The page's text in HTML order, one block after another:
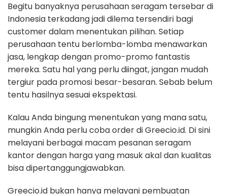
Begitu banyaknya perusahaan seragam tersebar di
Indonesia terkadang jadi dilema tersendiri bagi
customer dalam menentukan pilihan. Setiap
perusahaan tentu berlomba-lomba menawarkan
jasa, lengkap dengan promo-promo fantastis
mereka. Satu hal yang perlu diingat, jangan mudah
tergiur pada promosi besar-besaran. Sebab belum
tentu hasilnya sesuai ekspektasi.
Kalau Anda bingung menentukan yang mana satu,
mungkin Anda perlu coba order di Greecio.id. Di sini
melayani berbagai macam pesanan seragam
kantor dengan harga yang masuk akal dan kualitas
bisa dipertanggungjawabkan.
Greecio.id bukan hanya melayani pembuatan